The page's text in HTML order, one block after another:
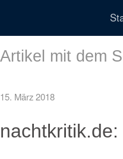
Artikel mit dem
15. März 2018